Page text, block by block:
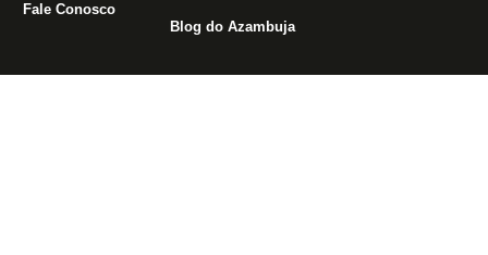
Fale Conosco
Blog do Azambuja